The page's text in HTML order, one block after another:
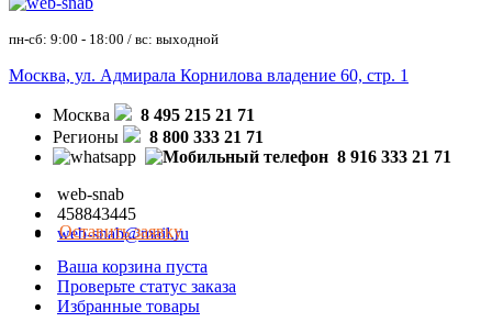
пн-сб: 9:00 - 18:00 / вс: выходной
Москва, ул. Адмирала Корнилова владение 60, стр. 1
Москва
8 495 215 21 71
Регионы
8 800 333 21 71
8 916 333 21 71
web-snab
458843445
web-snab@mail.ru
Оставить заявку
Ваша корзина пуста
Проверьте статус заказа
Избранные товары